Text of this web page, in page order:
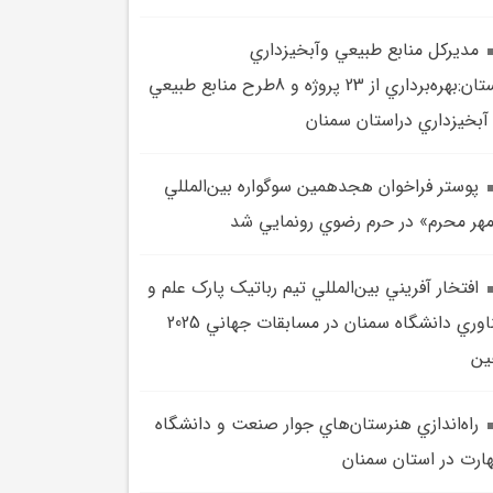
مديرکل منابع طبيعي وآبخيزداري
استان:بهره‌برداري از 23 پروژه و 8طرح منابع طبيعي
دراستان سمنان
پوستر فراخوان هجدهمين سوگواره بين‌المللي
محرم» در حرم رضوي رونمايي شد
افتخار آفريني بين‌المللي تيم رباتيک پارک علم و
فناوري دانشگاه سمنان در مسابقات جهاني 2025
راه‌اندازي هنرستان‌هاي جوار صنعت و دانشگاه
در استان سمنان